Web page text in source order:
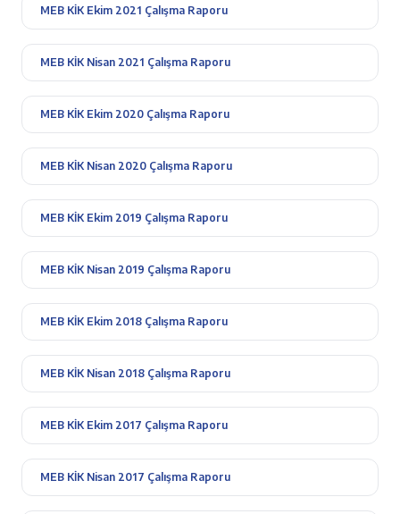
MEB KİK Ekim 2021 Çalışma Raporu
MEB KİK Nisan 2021 Çalışma Raporu
MEB KİK Ekim 2020 Çalışma Raporu
MEB KİK Nisan 2020 Çalışma Raporu
MEB KİK Ekim 2019 Çalışma Raporu
MEB KİK Nisan 2019 Çalışma Raporu
MEB KİK Ekim 2018 Çalışma Raporu
MEB KİK Nisan 2018 Çalışma Raporu
MEB KİK Ekim 2017 Çalışma Raporu
MEB KİK Nisan 2017 Çalışma Raporu